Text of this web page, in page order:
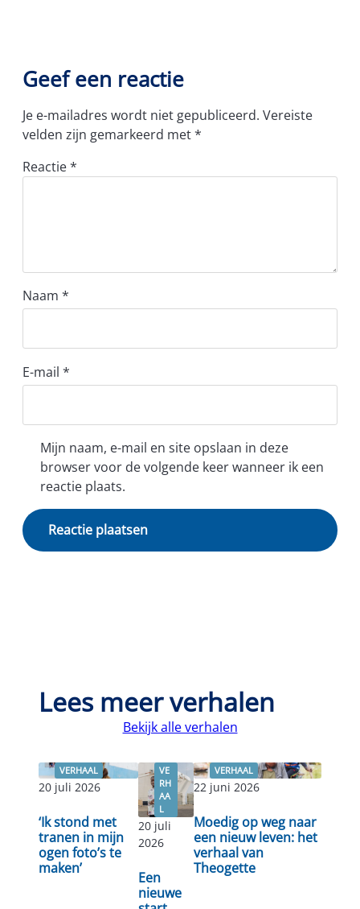
Geef een reactie
Je e-mailadres wordt niet gepubliceerd. Vereiste
velden zijn gemarkeerd met*
Reactie*
Naam *
E-mail *
Mijn naam, e-mail en site opslaan in deze
browser voor de volgende keer wanneer ik een
reactie plaats.
Lees meer verhalen
Bekijk alle verhalen
VERHAAL
20 juli 2026
‘Ik stond met
tranen in mijn
ogen foto’s te
maken’
Lees verder
VE
RH
AA
L
20 juli
2026
Een
nieuwe
Lees
VERHAAL
22 juni 2026
Moedig op weg naar
een nieuw leven: het
verhaal van
Theogette
Lees verder